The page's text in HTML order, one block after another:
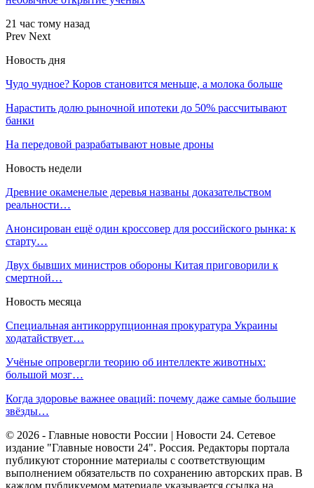
21 час тому назад
Prev Next
Новость дня
Чудо чудное? Коров становится меньше, а молока больше
Нарастить долю рыночной ипотеки до 50% рассчитывают
банки
На передовой разрабатывают новые дроны
Новость недели
Древние окаменелые деревья названы доказательством
реальности…
Анонсирован ещё один кроссовер для российского рынка: к
старту…
Двух бывших министров обороны Китая приговорили к
смертной…
Новость месяца
Специальная антикоррупционная прокуратура Украины
ходатайствует…
Учёные опровергли теорию об интеллекте животных:
большой мозг…
Когда здоровье важнее оваций: почему даже самые большие
звёзды…
© 2026 - Главные новости России | Новости 24. Сетевое
издание "Главные новости 24". Россия. Редакторы портала
публикуют сторонние материалы с соответствующим
выполнением обязательств по сохранению авторских прав. В
каждом публикуемом материале указывается ссылка на